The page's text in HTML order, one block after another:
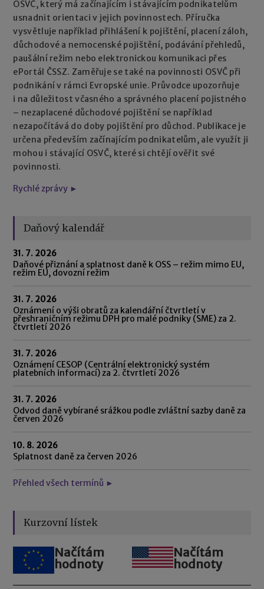
OSVČ, který má začínajícím i stávajícím podnikatelům
usnadnit orientaci v jejich povinnostech. Příručka
vysvětluje například přihlášení k pojištění, placení záloh,
důchodové a nemocenské pojištění, podávání přehledů,
paušální režim nebo elektronickou komunikaci přes
ePortál ČSSZ. Zaměřuje se také na povinnosti OSVČ při
podnikání v rámci Evropské unie. Průvodce upozorňuje
i na důležitost včasného a správného placení pojistného
– nezaplacené důchodové pojištění se například
nezapočítává do doby pojištění pro důchod. Publikace je
určena především začínajícím podnikatelům, ale využít ji
mohou i stávající OSVČ, které si chtějí ověřit své
povinnosti.
Rychlé zprávy ►
Daňový kalendář
31. 7. 2026
Daňové přiznání a splatnost daně k OSS – režim mimo EU,
režim EU, dovozní režim
31. 7. 2026
Oznámení o výši obratů za kalendářní čtvrtletí v
přeshraničním režimu DPH pro malé podniky (SME) za 2.
čtvrtletí 2026
31. 7. 2026
Oznámení CESOP (Centrální elektronický systém
platebních informací) za 2. čtvrtletí 2026
31. 7. 2026
Odvod daně vybírané srážkou podle zvláštní sazby daně za
červen 2026
10. 8. 2026
Splatnost daně za červen 2026
Přehled všech termínů ►
Kurzovní lístek
Načítám
hodnoty
Načítám
hodnoty